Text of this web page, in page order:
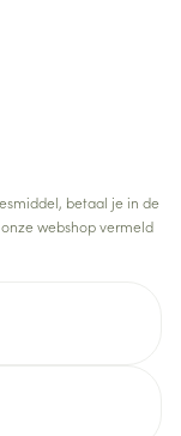
betaal je in de
webshop vermeld